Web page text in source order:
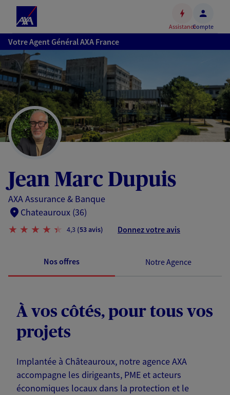
Accéder
au
contenu
principal
Accéder
au
pied
de
page
AssistanceCompte
Votre Agent Général AXA France
Jean Marc Dupuis
AXA Assurance & Banque
Chateauroux (36)
4,3 (53 avis) Donnez votre avis
Nos offres Notre Agence
À vos côtés, pour tous vos
projets
Implantée à Châteauroux, notre agence AXA
accompagne les dirigeants, PME et acteurs
économiques locaux dans la protection et le